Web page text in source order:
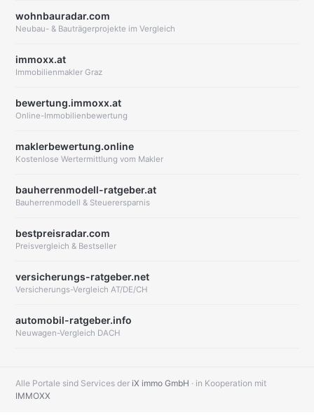
wohnbauradar.com
Neubau- & Bauträgerprojekte im Vergleich
immoxx.at
Immobilienmakler Graz
bewertung.immoxx.at
Online-Immobilienbewertung
maklerbewertung.online
Kostenlose Wertermittlung vom Makler
bauherrenmodell-ratgeber.at
Bauherrenmodell & Steuerersparnis
bestpreisradar.com
Preisvergleich & Bestseller
versicherungs-ratgeber.net
Versicherungs-Vergleich AT/DE/CH
automobil-ratgeber.info
Neuwagen-Vergleich DACH
Alle Portale sind Services der iX immo GmbH · in Kooperation mit
IMMOXX